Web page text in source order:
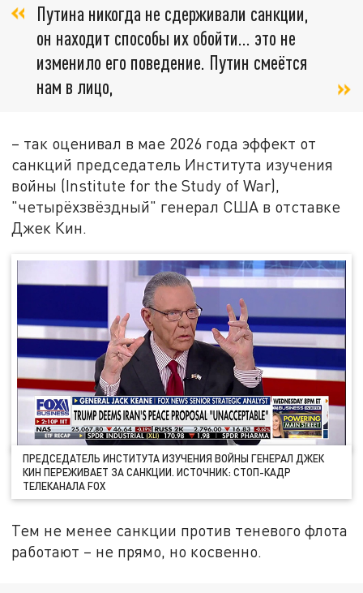
Путина никогда не сдерживали санкции,
он находит способы их обойти... это не
изменило его поведение. Путин смеётся
нам в лицо,
– так оценивал в мае 2026 года эффект от
санкций председатель Института изучения
войны (Institute for the Study of War),
"четырёхзвёздный" генерал США в отставке
Джек Кин.
ПРЕДСЕДАТЕЛЬ ИНСТИТУТА ИЗУЧЕНИЯ ВОЙНЫ ГЕНЕРАЛ ДЖЕК
КИН ПЕРЕЖИВАЕТ ЗА САНКЦИИ. ИСТОЧНИК: СТОП-КАДР
ТЕЛЕКАНАЛА FOX
Тем не менее санкции против теневого флота
работают – не прямо, но косвенно.